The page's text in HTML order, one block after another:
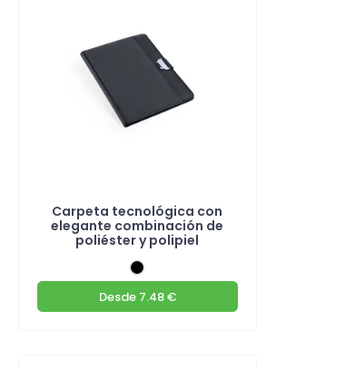
Carpeta tecnológica con
elegante combinación de
poliéster y polipiel
Desde7.48 €